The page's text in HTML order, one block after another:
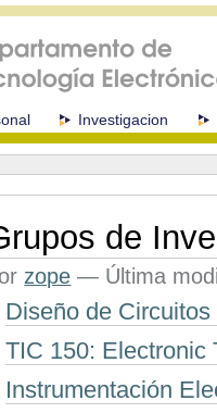
Investigacion
de
zope — Última
Diseño de
TIC 150: Electronic
Instrumentación